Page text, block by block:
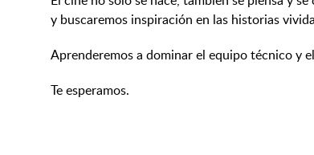
y buscaremos inspiración en las historias
Aprenderemos a dominar el equipo técnico y
Te esperamos.